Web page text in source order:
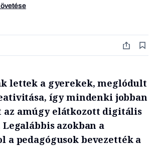
lettek a gyerekek, meglódult
így mindenki jobban
az amúgy elátkozott digitális
azokban a
a pedagógusok bevezették a